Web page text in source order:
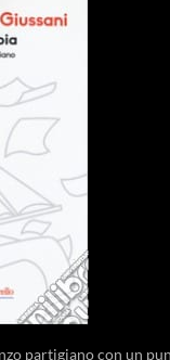
partigiano con un